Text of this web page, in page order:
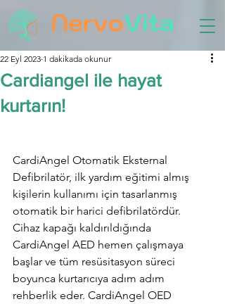
Cardiangel ile hayat
kurtarın!
22 Eyl 2023 1 dakikada okunur
CardiAngel Otomatik Eksternal
Defibrilatör, ilk yardım eğitimi almış
kişilerin kullanımı için tasarlanmış
otomatik bir harici defibrilatördür.
Cihaz kapağı kaldırıldığında
CardiAngel AED hemen çalışmaya
başlar ve tüm resüsitasyon süreci
boyunca kurtarıcıya adım adım
rehberlik eder. CardiAngel OED